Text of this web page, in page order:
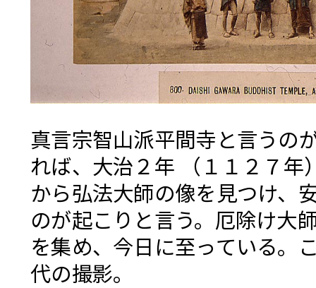
真言宗智山派平間寺と言うの
れば、大治２年 （１１２７年
から弘法大師の像を見つけ、
のが起こりと言う。厄除け大
を集め、今日に至っている。
代の撮影。